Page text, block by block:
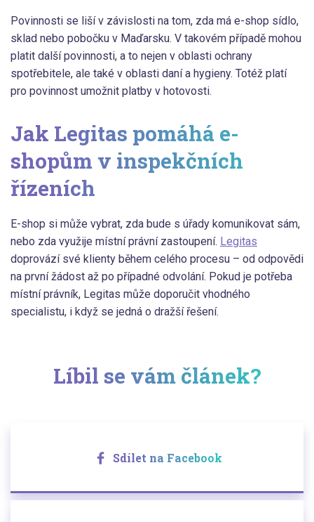
Povinnosti se liší v závislosti na tom, zda má e-shop sídlo,
sklad nebo pobočku v Maďarsku. V takovém případě mohou
platit další povinnosti, a to nejen v oblasti ochrany
spotřebitele, ale také v oblasti daní a hygieny. Totéž platí
pro povinnost umožnit platby v hotovosti.
Jak Legitas pomáhá e-
shopům v inspekčních
řízeních
E-shop si může vybrat, zda bude s úřady komunikovat sám,
nebo zda využije místní právní zastoupení. Legitas
doprovází své klienty během celého procesu – od odpovědi
na první žádost až po případné odvolání. Pokud je potřeba
místní právník, Legitas může doporučit vhodného
specialistu, i když se jedná o dražší řešení.
Líbil se vám článek?
Sdílet na Facebook